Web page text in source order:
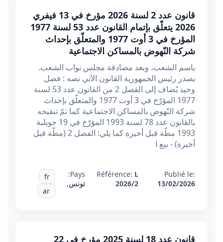
قانون عدد 2 لسنة 2026 مؤرخ في 13 فيفري
2026 يتعلّق بإتمام القانون عدد 53 لسنة 1977
المؤرخ في 3 أوت 1977 والمتعلّق بإحداث
شركة النّهوض بالمساكن الاجتماعية
باسم الشعب، وبعد مصادقة مجلس نواب الشعب.
يصدر رئيس الجمهورية القانون الآتي نصه : فصل
وحيد يُضاف إلى الفصل 2 من القانون عدد 53 لسنة
1977 المؤرّخ في 3 أوت 1977 والمتعلّق بإحداث
شركة النّهوض بالمساكن الاجتماعية كما تمّ تنقيحه
بالقانون عدد 78 لسنة 1993 المؤرّخ في 19 جويلية
1993 مطّة قبل أخيرة كما يلي: الفصل 2 (مطّة قبل
أخيرة) - بيع ا
Publié le:
13/02/2026
Référence: L
2026/2
Pays:
تونس,
fr
ar
قانون عدد 18 لسنة 2025 مؤرخ في 22